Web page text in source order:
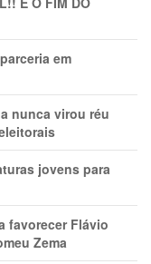
em
nunca virou réu
jovens para
favorecer Flávio
Zema